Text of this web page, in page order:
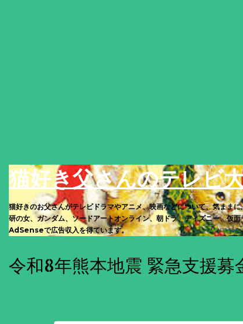
猫好き父さんのテレビ
猫好きのお父さんがテレビドラマやアニメ、映画などについて、気まま
研の女、ガンダム、ソードアートオンライン、朝ドラ、ディズニー、
AdSenseで広告収入を得ています。
令和8年熊本地震 緊急支援募